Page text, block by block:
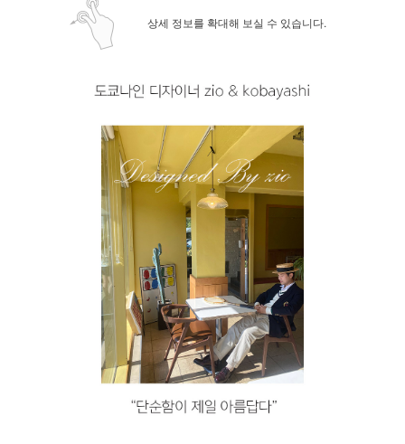
상세 정보를 확대해 보실 수 있습니다.